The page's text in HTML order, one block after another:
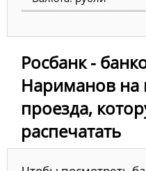
Росбанк -
Нариманов на
проезда,
распечатать